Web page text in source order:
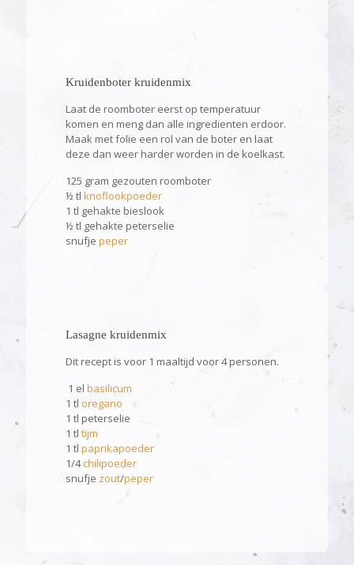
Kruidenboter kruidenmix
Laat de roomboter eerst op temperatuur
komen en meng dan alle ingredienten erdoor.
Maak met folie een rol van de boter en laat
deze dan weer harder worden in de koelkast.
125 gram gezouten roomboter
½ tl knoflookpoeder
1 tl gehakte bieslook
½ tl gehakte peterselie
snufje peper
Lasagne kruidenmix
Dit recept is voor 1 maaltijd voor 4 personen.
1 el basilicum
1 tl oregano
1 tl peterselie
1 tl tijm
1 tl paprikapoeder
1/4chilipoeder
snufje zout/peper